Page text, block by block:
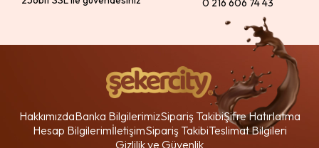
0 216 606 74 43
HakkımızdaBanka BilgilerimizSipariş TakibiŞifre Hatırlatma
Hesap BilgilerimİletişimSipariş TakibiTeslimat Bilgileri
Gizlilik ve Güvenlik